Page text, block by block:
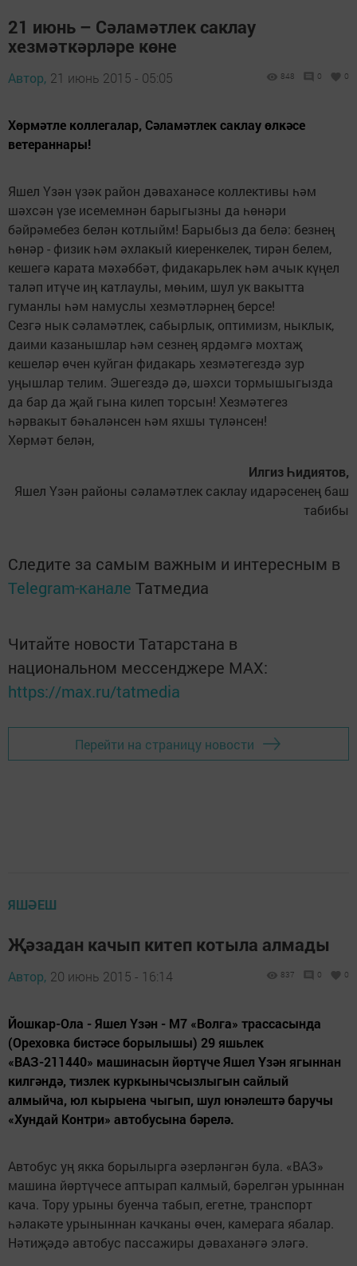
21 июнь – Сәламәтлек саклау
хезмәткәрләре көне
Автор, 21 июнь 2015 - 05:05 848 0 0
Хөрмәтле коллегалар, Сәламәтлек саклау өлкәсе
ветераннары!
Яшел Үзән үзәк район дәваханәсе коллективы һәм
шәхсән үзе исемемнән барыгызны да һөнәри
бәйрәмебез белән котлыйм! Барыбыз да белә: безнең
һөнәр - физик һәм әхлакый киеренкелек, тирән белем,
кешегә карата мәхәббәт, фидакарьлек һәм ачык күңел
таләп итүче иң катлаулы, мөһим, шул ук вакытта
гуманлы һәм намуслы хезмәтләрнең берсе!
Сезгә нык сәламәтлек, сабырлык, оптимизм, ныклык,
даими казанышлар һәм сезнең ярдәмгә мохтаҗ
кешеләр өчен куйган фидакарь хезмәтегездә зур
уңышлар телим. Эшегездә дә, шәхси тормышыгызда
да бар да җай гына килеп торсын! Хезмәтегез
һәрвакыт бәһаләнсен һәм яхшы түләнсен!
Хөрмәт белән,
Илгиз Һидиятов,
Яшел Үзән районы сәламәтлек саклау идарәсенең баш
табибы
Следите за самым важным и интересным в
Telegram-канале Татмедиа
Читайте новости Татарстана в
национальном мессенджере MАХ:
https://max.ru/tatmedia
Перейти на страницу новости
ЯШӘЕШ
Җәзадан качып китеп котыла алмады
Автор, 20 июнь 2015 - 16:14 837 0 0
Йошкар-Ола - Яшел Үзән - М7 «Волга» трассасында
(Ореховка бистәсе борылышы) 29 яшьлек
«ВАЗ-211440» машинасын йөртүче Яшел Үзән ягыннан
килгәндә, тизлек куркынычсызлыгын сайлый
алмыйча, юл кырыена чыгып, шул юнәлештә баручы
«Хундай Контри» автобусына бәрелә.
Автобус уң якка борылырга әзерләнгән була. «ВАЗ»
машина йөртүчесе аптырап калмый, бәрелгән урыннан
кача. Тору урыны буенча табып, егетне, транспорт
һәлакәте урыныннан качканы өчен, камерага ябалар.
Нәтиҗәдә автобус пассажиры дәваханәгә эләгә.